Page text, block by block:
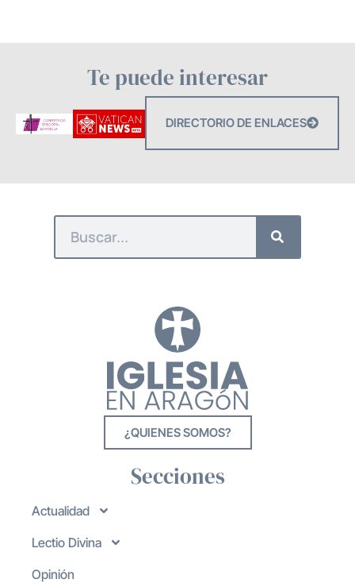
Te puede interesar
DIRECTORIO DE ENLACES
¿QUIENES SOMOS?
Secciones
Actualidad
Lectio Divina
Opinión